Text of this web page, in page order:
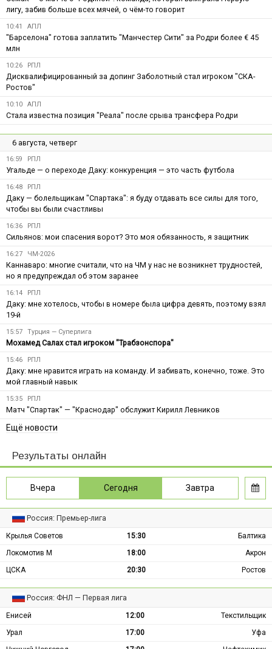
лигу, забив больше всех мячей, о чём-то говорит
10:41 АПЛ
"Барселона" готова заплатить "Манчестер Сити" за Родри более € 45
млн
10:26 РПЛ
Дисквалифицированный за допинг Заболотный стал игроком "СКА-
Ростов"
10:10 АПЛ
Стала известна позиция "Реала" после срыва трансфера Родри
6 августа, четверг
16:59 РПЛ
Угальде — о переходе Даку: конкуренция — это часть футбола
16:48 РПЛ
Даку — болельщикам "Спартака": я буду отдавать все силы для того,
чтобы вы были счастливы
16:36 РПЛ
Сильянов: мои спасения ворот? Это моя обязанность, я защитник
16:27 ЧМ-2026
Каннаваро: многие считали, что на ЧМ у нас не возникнет трудностей,
но я предупреждал об этом заранее
16:14 РПЛ
Даку: мне хотелось, чтобы в номере была цифра девять, поэтому взял
19-й
15:57 Турция — Суперлига
Мохамед Салах стал игроком "Трабзонспора"
15:46 РПЛ
Даку: мне нравится играть на команду. И забивать, конечно, тоже. Это
мой главный навык
15:35 РПЛ
Матч "Спартак" — "Краснодар" обслужит Кирилл Левников
Ещё новости
Результаты онлайн
Вчера Сегодня Завтра
Россия: Премьер-лига
Крылья Советов 15:30
Балтика
Локомотив М
18:00
Акрон
ЦСКА
20:30 Ростов
Россия: ФНЛ — Первая лига
Енисей 12:00
Текстильщик
Урал
17:00
Уфа